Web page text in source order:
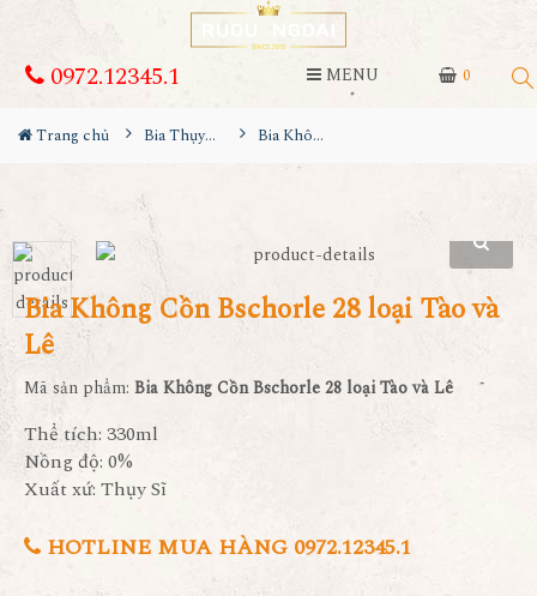
0
0972.12345.1 MENU
Trang chủ Bia Thụy Sĩ Bia Không Cồn Bschorle 28 loại Tào và Lê
Bia Không Cồn Bschorle 28 loại Tào và
Lê
Mã sản phẩm: Bia Không Cồn Bschorle 28 loại Tào và Lê
Thể tích: 330ml
Nồng độ: 0%
Xuất xứ: Thụy Sĩ
HOTLINE MUA HÀNG 0972.12345.1